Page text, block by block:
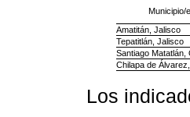
Municipio/
Amatitán, Jalisco
Tepatitlán, Jalisco
Santiago Matatlán,
Chilapa de
Los